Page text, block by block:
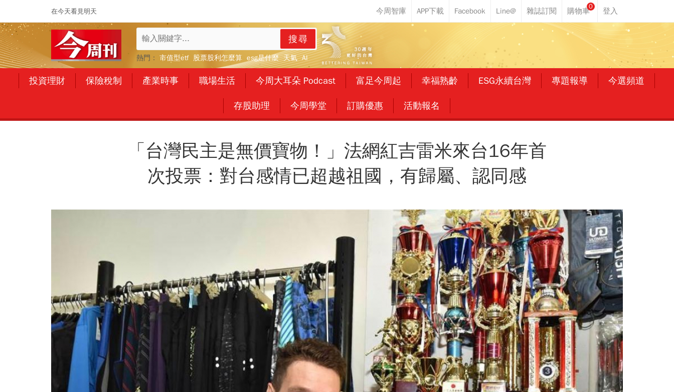
在今天看見明天
0
搜尋
熱門： 市值型etf 股票股利怎麼算 esg是什麼 天氣 AI
投資理財 保險稅制 產業時事 職場生活 今周大耳朵 Podcast 富足今周起 幸福熟齡 ESG永續台灣 專題報導 今選頻道
存股助理 今周學堂 訂購優惠 活動報名
「台灣民主是無價寶物！」法網紅吉雷米來台16年首
次投票：對台感情已超越祖國，有歸屬、認同感